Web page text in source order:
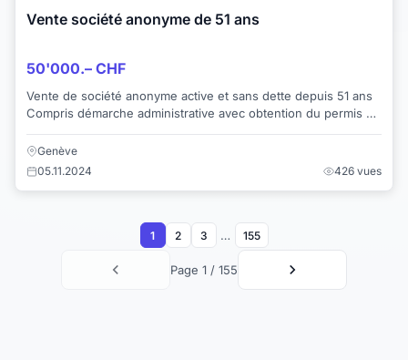
Vente société anonyme de 51 ans
50'000.– CHF
Vente de société anonyme active et sans dette depuis 51 ans
Compris démarche administrative avec obtention du permis si
Genève
05.11.2024
426 vues
Page 1 / 155
1 2 3 … 155